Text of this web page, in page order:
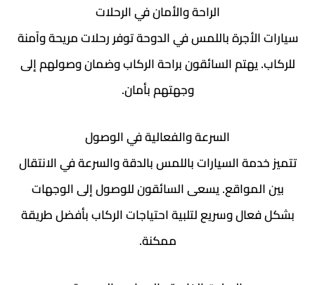
الراحة والأمان في الرحلات
سيارات الأجرة باللمس في الدوحة توفر رحلات مريحة وآمنة
للركاب. يهتم السائقون براحة الركاب وضمان وصولهم إلى
وجهتهم بأمان.
السرعة والفعالية في الوصول
تتميز خدمة السيارات باللمس بالدقة والسرعة في الانتقال
بين المواقع. يسعى السائقون للوصول إلى الوجهات
بشكل فعال وسريع لتلبية احتياجات الركاب بأفضل طريقة
ممكنة.